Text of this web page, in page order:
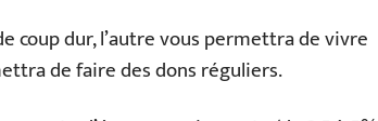
coup dur, l’autre vous permettra de vivre
de faire des dons réguliers.